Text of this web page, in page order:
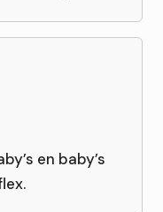
en baby’s